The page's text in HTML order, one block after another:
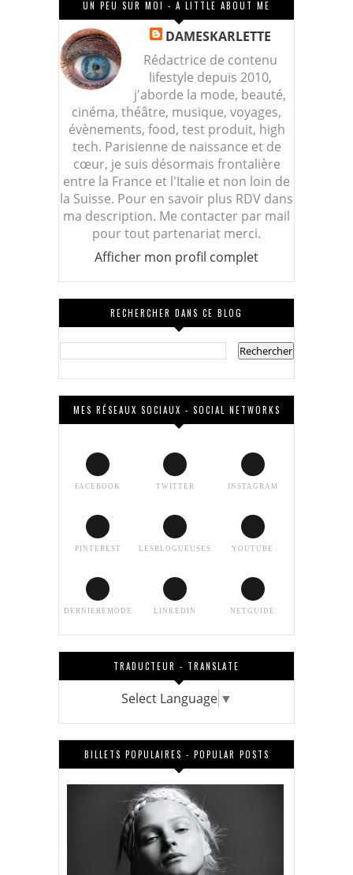
UN PEU SUR MOI - A LITTLE ABOUT ME
DAMESKARLETTE
Rédactrice de contenu
lifestyle depuis 2010,
j'aborde la mode, beauté,
cinéma, théâtre, musique, voyages,
évènements, food, test produit, high
tech. Parisienne de naissance et de
cœur, je suis désormais frontalière
entre la France et l'Italie et non loin de
la Suisse. Pour en savoir plus RDV dans
ma description. Me contacter par mail
pour tout partenariat merci.
Afficher mon profil complet
RECHERCHER DANS CE BLOG
MES RÉSEAUX SOCIAUX - SOCIAL NETWORKS
FACEBOOK TWITTER INSTAGRAM
PINTEREST LESBLOGUEUSES YOUTUBE
DERNIEREMODE LINKEDIN NETGUIDE
TRADUCTEUR - TRANSLATE
Select Language ▼
BILLETS POPULAIRES - POPULAR POSTS